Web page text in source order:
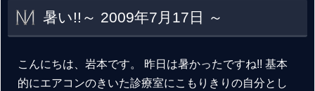
暑い!!～ 2009年7月17日 ～
こんにちは、岩本です。 昨日は暑かったですね!! 基本
的にエアコンのきいた診療室にこもりきりの自分とし